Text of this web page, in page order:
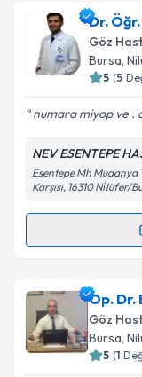
Op. Dr.
oluşturun.
takvim
Kişisel
Metni'ni
Dr.
Göz
Bursa,
5 (5
numara miyop ve .
NEV ESENTEPE
Esentepe Mh Mudanya
Karşısı, 16310 Ni̇lüfer/
Randevu
Dr. Öğr.
takvimi talebi
almanız için
Op. Dr.
Göz
Bursa,
5 (1